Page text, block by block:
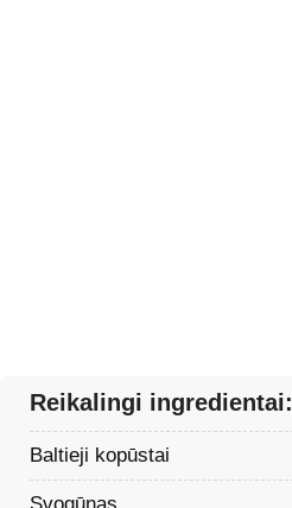
Reikalingi ingredientai:
Baltieji kopūstai